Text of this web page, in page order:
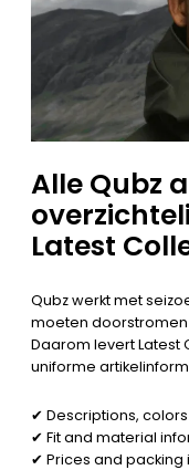
Alle Qubz
Latest
Qubz werkt met
moeten
Daarom levert Latest
uniforme
✔ Descriptions,
✔ Fit and material
✔ Prices and packing